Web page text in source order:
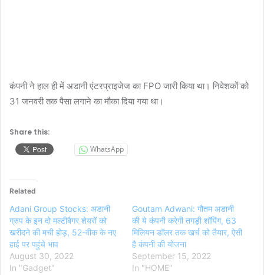
कंपनी ने हाल ही में अडानी एंटरप्राइजेज का FPO जारी किया था। निवेशकों को
31 जनवरी तक पैसा लगाने का मौका दिया गया था।
Share this:
WhatsApp
Related
Adani Group Stocks: अडानी
ग्रुप के इन दो मल्टीबैगर शेयरों को
खरीदने की मची होड़, 52-वीक के नए
हाई पर पहुंचे भाव
August 30, 2022
In "Gadget"
Goutam Adwani: गौतम अडानी
की ये कंपनी करेगी तगड़ी शॉपिंग, 63
मिलियन डॉलर तक खर्च को तैयार, ऐसी
है कंपनी की योजना
September 15, 2022
In "HOME"